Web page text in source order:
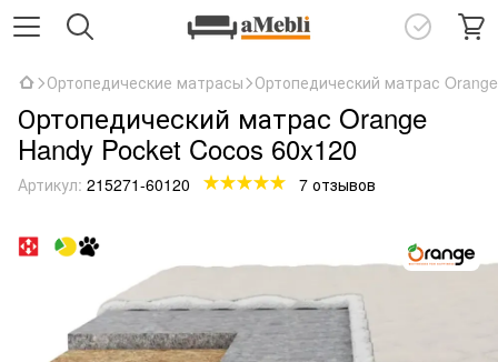
Ортопедические матрасы Ортопедический матрас
Ортопедический матрас Orange
Handy Pocket Cocos 60x120
Артикул: 215271-60120 7 отзывов